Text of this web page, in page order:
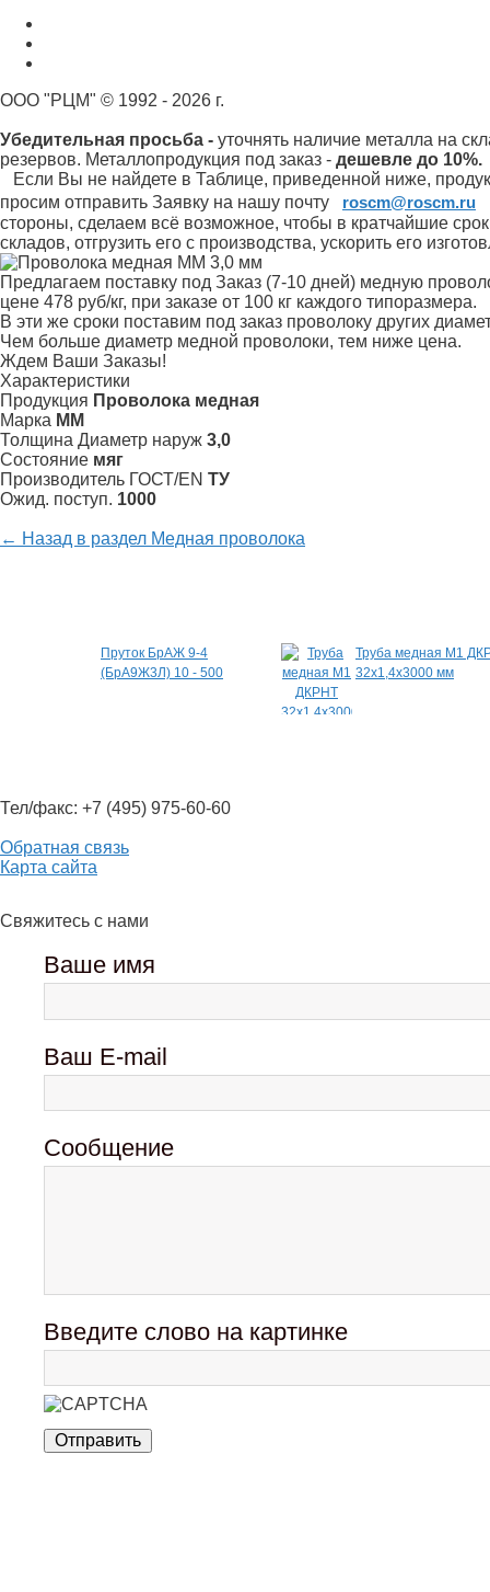
ООО "РЦМ" © 1992 - 2026 г.
Убедительная просьба - уточнять наличие металла на
резервов. Металлопродукция под заказ - дешевле до 10%.
Если Вы не найдете в Таблице, приведенной ниже,
просим отправить Заявку на нашу почту
roscm@roscm.ru
стороны, сделаем всё возможное, чтобы в кратчайшие
складов, отгрузить его с производства, ускорить его
Предлагаем поставку под Заказ (7-10 дней) медную
цене 478 руб/кг, при заказе от 100 кг каждого типоразмера.
В эти же сроки поставим под заказ проволоку других
Чем больше диаметр медной проволоки, тем ниже цена.
Ждем Ваши Заказы!
Характеристики
Продукция Проволока медная
Марка ММ
Толщина Диаметр наруж 3,0
Состояние мяг
Произво­дитель ГОСТ/EN ТУ
Ожид. поступ. 1000
← Назад в раздел Медная проволока
Пруток БрАЖ 9-4
(БрА9Ж3Л) 10 - 500
Труба медная М1
32х1,4х3000 мм
Тел/факс: +7 (495) 975-60-60
Обратная связь
Карта сайта
Свяжитесь с нами
Ваше имя
Ваш E-mail
Сообщение
Введите слово на картинке